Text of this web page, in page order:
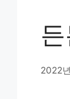
2022